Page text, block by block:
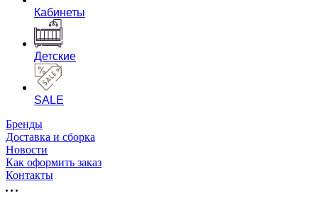
Кабинеты
Детские
SALE
Бренды
Доставка и сборка
Новости
Как оформить заказ
Контакты